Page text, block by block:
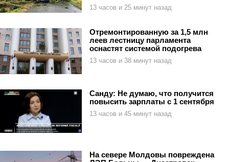
13 часов и 25 минут назад
Отремонтированную за 1,5 млн
леев лестницу парламента
оснастят системой подогрева
13 часов и 38 минут назад
Санду: Не думаю, что получится
повысить зарплаты с 1 сентября
13 часов и 45 минут назад
На севере Молдовы повреждена